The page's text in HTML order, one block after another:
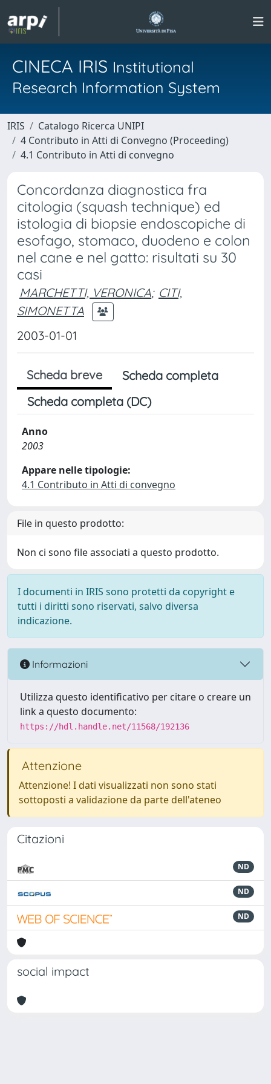
CINECA IRIS Institutional
Research Information System
IRIS
Catalogo Ricerca UNIPI
4 Contributo in Atti di Convegno (Proceeding)
4.1 Contributo in Atti di convegno
Concordanza diagnostica fra
citologia (squash technique) ed
istologia di biopsie endoscopiche di
esofago, stomaco, duodeno e colon
nel cane e nel gatto: risultati su 30
casi
MARCHETTI, VERONICA; CITI,
SIMONETTA
2003-01-01
Scheda breve
Scheda completa
Scheda completa (DC)
Anno
2003
Appare nelle tipologie:
4.1 Contributo in Atti di convegno
File in questo prodotto:
Non ci sono file associati a questo prodotto.
I documenti in IRIS sono protetti da copyright e
tutti i diritti sono riservati, salvo diversa
indicazione.
Informazioni
Utilizza questo identificativo per citare o creare un
link a questo documento:
https://hdl.handle.net/11568/192136
Attenzione
Attenzione! I dati visualizzati non sono stati
sottoposti a validazione da parte dell'ateneo
Citazioni
ND
ND
ND
social impact